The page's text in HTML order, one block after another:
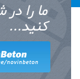
ما را
کنید...